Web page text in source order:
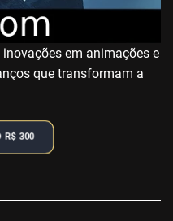
em animações e
que transformam a
R$ 300